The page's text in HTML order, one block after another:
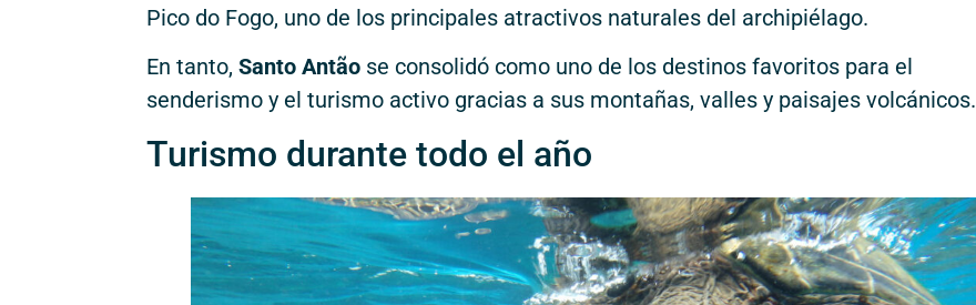
Pico do Fogo, uno de los principales atractivos naturales del archipiélago.
En tanto, Santo Antão se consolidó como uno de los destinos favoritos para el
senderismo y el turismo activo gracias a sus montañas, valles y paisajes volcánicos.
Turismo durante todo el año